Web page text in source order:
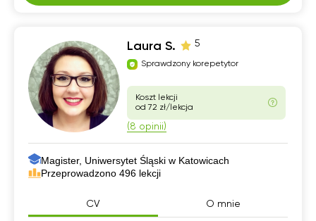
Laura S. 5
Sprawdzony korepetytor
Koszt lekcji
od 72 zł/lekcja
(8 opinii)
Magister, Uniwersytet Śląski w Katowicach
Przeprowadzono 496 lekcji
CV O mnie